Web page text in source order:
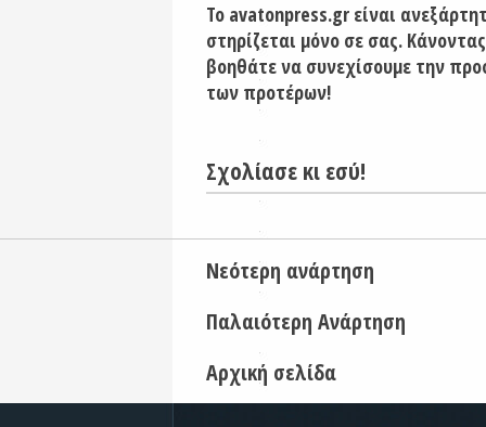
Το avatonpress.gr είναι
στηρίζεται μόνο σε σας.
βοηθάτε να συνεχίσουμε την
των προτέρων!
Σχολίασε κι εσύ!
Νεότερη ανάρτηση
Παλαιότερη Ανάρτηση
Αρχική σελίδα